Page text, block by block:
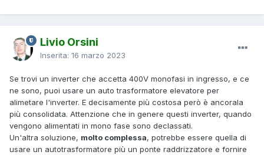
Livio Orsini
Inserita: 16 marzo 2023
Se trovi un inverter che accetta 400V monofasi in ingresso, e ce
ne sono, puoi usare un auto trasformatore elevatore per
alimetare l'inverter. E decisamente più costosa però è ancorala
più consolidata. Attenzione che in genere questi inverter, quando
vengono alimentati in mono fase sono declassati.
Un'altra soluzione, molto complessa, potrebbe essere quella di
usare un autotrasformatore più un ponte raddrizzatore e fornire